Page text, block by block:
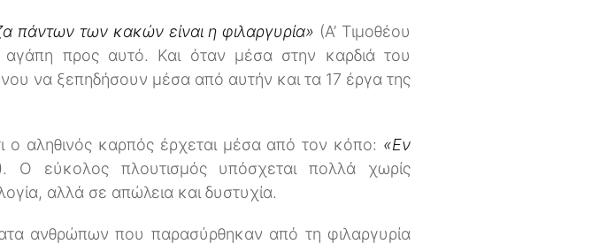
πάντων των κακών είναι η φιλαργυρία» (Α’ Τιμοθέου
προς αυτό. Και όταν μέσα στην καρδιά του
να ξεπηδήσουν μέσα από αυτήν και τα 17 έργα της
ο αληθινός καρπός έρχεται μέσα από τον κόπο: «Εν
Ο εύκολος πλουτισμός υπόσχεται πολλά χωρίς
αλλά σε απώλεια και δυστυχία.
ανθρώπων που παρασύρθηκαν από τη φιλαργυρία